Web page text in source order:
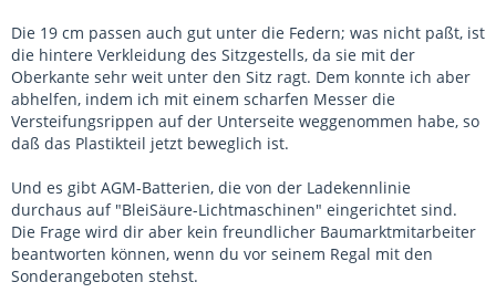
Die 19 cm passen auch gut unter die Federn; was nicht paßt, ist
die hintere Verkleidung des Sitzgestells, da sie mit der
Oberkante sehr weit unter den Sitz ragt. Dem konnte ich aber
abhelfen, indem ich mit einem scharfen Messer die
Versteifungsrippen auf der Unterseite weggenommen habe, so
daß das Plastikteil jetzt beweglich ist.
Und es gibt AGM-Batterien, die von der Ladekennlinie
durchaus auf "BleiSäure-Lichtmaschinen" eingerichtet sind.
Die Frage wird dir aber kein freundlicher Baumarktmitarbeiter
beantworten können, wenn du vor seinem Regal mit den
Sonderangeboten stehst.